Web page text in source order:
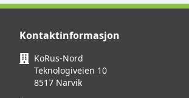
Kontaktinformasjon
KoRus-Nord
Teknologiveien 10
8517 Narvik